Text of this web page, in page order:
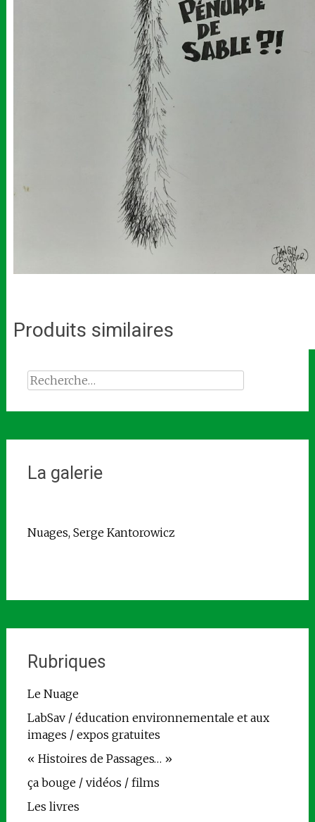
Produits similaires
Rechercher :
La galerie
Nuages, Serge Kantorowicz
Rubriques
Le Nuage
LabSav / éducation environnementale et aux
images / expos gratuites
« Histoires de Passages… »
ça bouge / vidéos / films
Les livres